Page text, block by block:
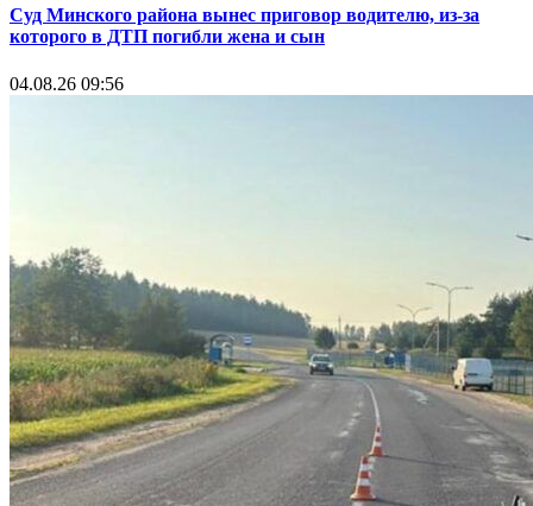
Суд Минского района вынес приговор водителю, из-за
которого в ДТП погибли жена и сын
04.08.26 09:56